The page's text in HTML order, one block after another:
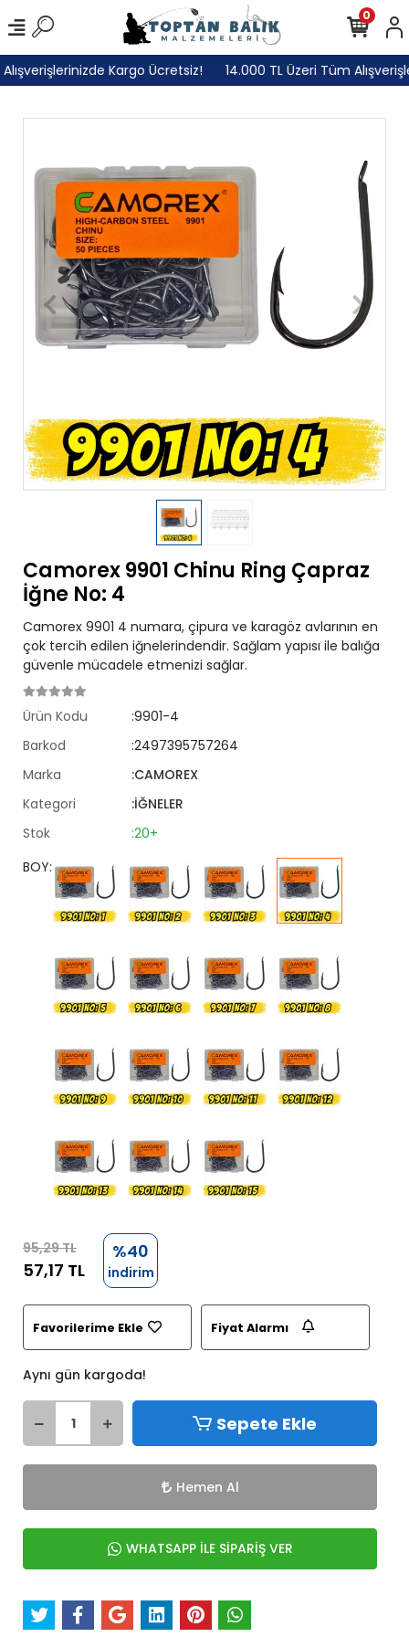
Kargo Ücretsiz! 14.000 TL Üzeri Tüm
0
Camorex 9901 Chinu Ring Çapraz
İğne No: 4
Camorex 9901 4 numara, çipura ve karagöz avlarının en
çok tercih edilen iğnelerindendir. Sağlam yapısı ile balığa
güvenle mücadele etmenizi sağlar.
Ürün Kodu
:9901-4
Barkod
:2497395757264
Marka
:CAMOREX
Kategori
:İĞNELER
Stok
:20+
BOY:
95,29 TL
57,17 TL
%40
indirim
Favorilerime Ekle Fiyat Alarmı
Aynı gün kargoda!
Sepete Ekle
Hemen Al
WHATSAPP İLE SİPARİŞ VER